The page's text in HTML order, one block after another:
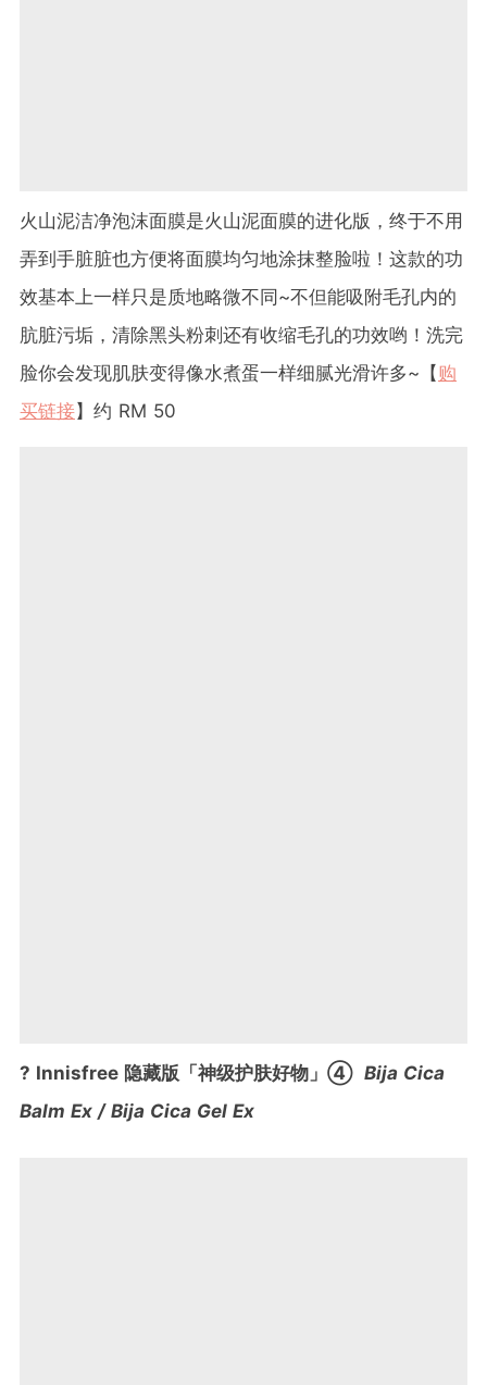
火山泥洁净泡沫面膜是火山泥面膜的进化版，终于不用
弄到手脏脏也方便将面膜均匀地涂抹整脸啦！这款的功
效基本上一样只是质地略微不同~不但能吸附毛孔内的
肮脏污垢，清除黑头粉刺还有收缩毛孔的功效哟！洗完
脸你会发现肌肤变得像水煮蛋一样细腻光滑许多~【购
买链接】约 RM 50
? Innisfree 隐藏版「神级护肤好物」④ Bija Cica
Balm Ex / Bija Cica Gel Ex